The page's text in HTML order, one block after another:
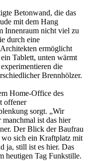
Betonwand, die das
mit dem Hang
Innenraum nicht viel zu
durch eine
ermöglicht
Tablett, unten wärmt
die
Brennhölzer.
Home-Office des
offener
sorgt. „Wir
manchmal ist das hier
Der Blick der Baufrau
sich ein Kraftplatz mit
ja, still ist es hier. Das
heutigen Tag Funkstille.